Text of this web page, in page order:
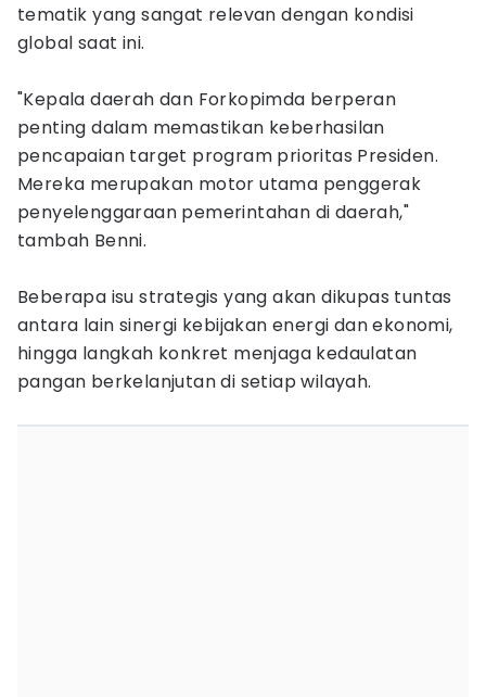
tematik yang sangat relevan dengan kondisi
global saat ini.
"Kepala daerah dan Forkopimda berperan
penting dalam memastikan keberhasilan
pencapaian target program prioritas Presiden.
Mereka merupakan motor utama penggerak
penyelenggaraan pemerintahan di daerah,"
tambah Benni.
Beberapa isu strategis yang akan dikupas tuntas
antara lain sinergi kebijakan energi dan ekonomi,
hingga langkah konkret menjaga kedaulatan
pangan berkelanjutan di setiap wilayah.